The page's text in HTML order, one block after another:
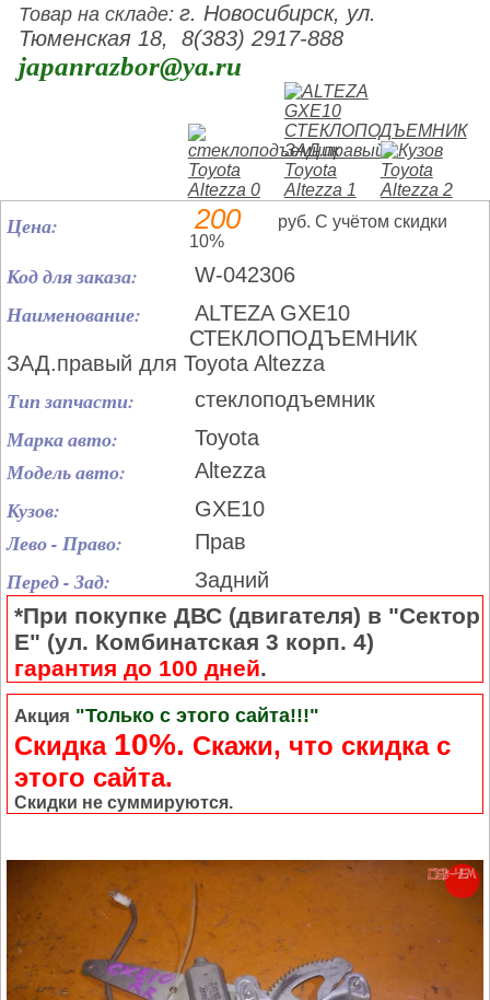
Товар на складе:г. Новосибирск, ул.
Тюменская 18, 8(383) 2917-888
japanrazbor@ya.ru
Цена: 200
руб. С учётом скидки
10%
Код для заказа: W-042306
Наименование:
ALTEZA GXE10
СТЕКЛОПОДЪЕМНИК
ЗАД.правый для Toyota Altezza
Тип запчасти: стеклоподъемник
Марка авто: Toyota
Модель авто: Altezza
Кузов: GXE10
Лево - Право: Прав
Перед - Зад: Задний
*При покупке ДВС (двигателя) в "Сектор
Е" (ул. Комбинатская 3 корп. 4)
гарантия до 100 дней.
Акция "Только с этого сайта!!!"
Скидка 10%. Cкажи, что скидка с
этого сайта.
Скидки не суммируются.